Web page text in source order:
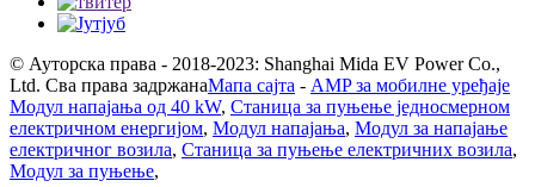
© Ауторска права - 2018-2023: Shanghai Mida EV Power Co.,
Ltd. Сва права задржанаМапа сајта - AMP за мобилне уређаје
Модул напајања од 40 kW, Станица за пуњење једносмерном
електричном енергијом, Модул напајања, Модул за напајање
електричног возила, Станица за пуњење електричних возила,
Модул за пуњење,